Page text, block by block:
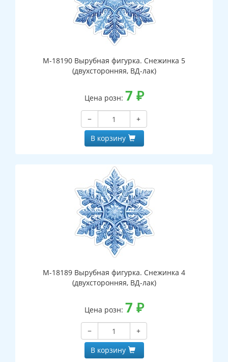
М-18190 Вырубная фигурка. Снежинка 5
(двухсторонняя, ВД-лак)
Цена розн: 7 ₽
−
+
В корзину
М-18189 Вырубная фигурка. Снежинка 4
(двухсторонняя, ВД-лак)
Цена розн: 7 ₽
−
+
В корзину